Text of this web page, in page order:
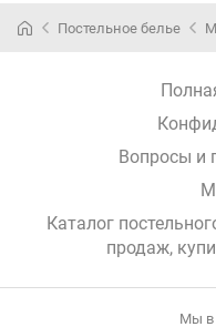
Постельное белье
Вопросы и
Каталог
продаж,
Мы в